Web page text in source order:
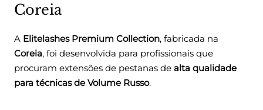
Coreia
A Elitelashes Premium Collection, fabricada na
Coreia, foi desenvolvida para profissionais que
procuram extensões de pestanas de alta qualidade
para técnicas de Volume Russo.